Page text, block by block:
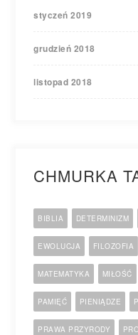
styczeń 2019
grudzień 2018
listopad 2018
CHMURKA
BIBLIA DETERMINIZM
EWOLUCJA FILOZOFIA
MATEMATYKA MIŁOŚĆ
PAMIĘĆ PIENIĄDZE
PRAWA PRZYRODY